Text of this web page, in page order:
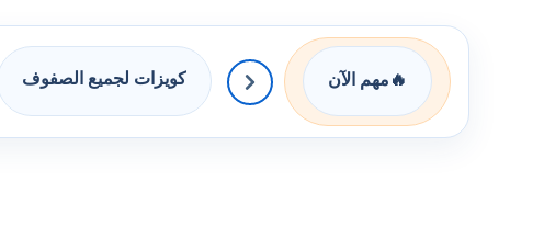
🔥 مهم الآن كويزات لجميع الصفوف